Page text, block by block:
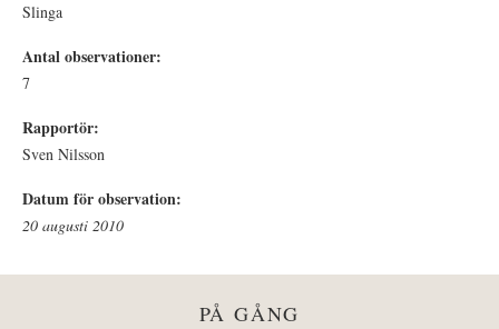
Slinga
Antal observationer:
7
Rapportör:
Sven Nilsson
Datum för observation:
20 augusti 2010
PÅ GÅNG